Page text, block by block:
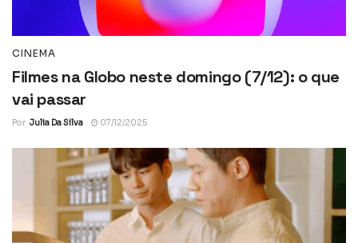
CINEMA
Filmes na Globo neste domingo (7/12): o que
vai passar
Por Julia Da Silva 07/12/2025